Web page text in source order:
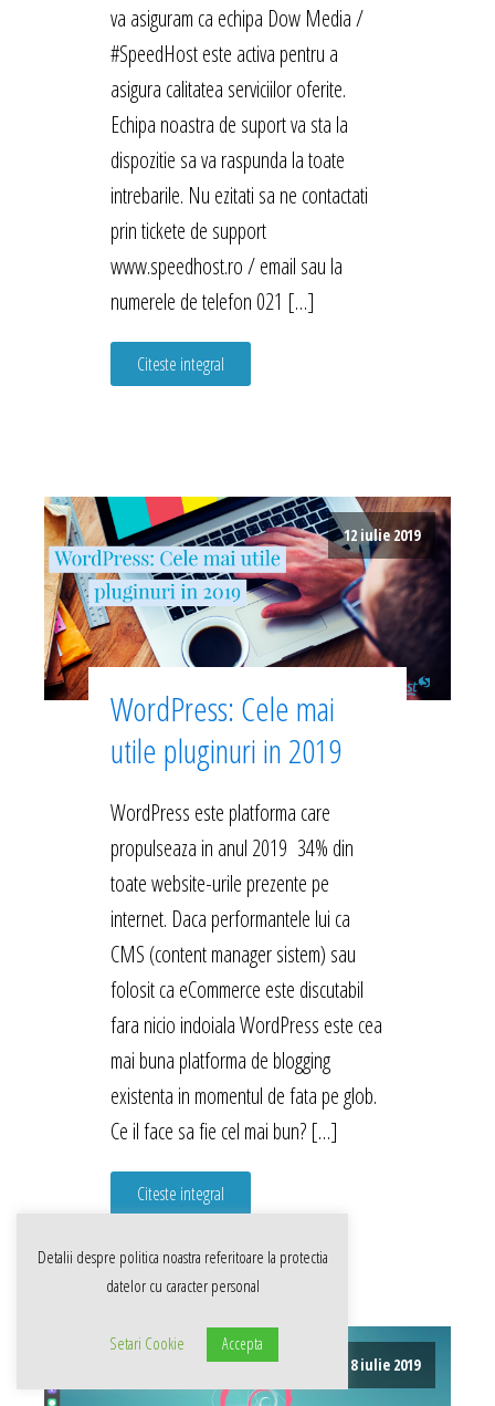
va asiguram ca echipa Dow Media /
#SpeedHost este activa pentru a
asigura calitatea serviciilor oferite.
Echipa noastra de suport va sta la
dispozitie sa va raspunda la toate
intrebarile. Nu ezitati sa ne contactati
prin tickete de support
www.speedhost.ro / email sau la
numerele de telefon 021 […]
Citeste integral
12 iulie 2019
WordPress: Cele mai
utile pluginuri in 2019
WordPress este platforma care
propulseaza in anul 2019 34% din
toate website-urile prezente pe
internet. Daca performantele lui ca
CMS (content manager sistem) sau
folosit ca eCommerce este discutabil
fara nicio indoiala WordPress este cea
mai buna platforma de blogging
existenta in momentul de fata pe glob.
Ce il face sa fie cel mai bun? […]
Citeste integral
8 iulie 2019
Detalii despre politica noastra referitoare la protectia
datelor cu caracter personal
Setari Cookie Accepta